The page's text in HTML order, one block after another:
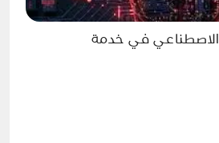
الاصطناعي في خدمة